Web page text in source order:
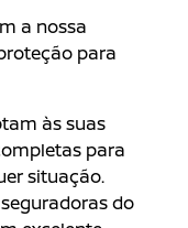
a nossa
para
às suas
para
situação.
do